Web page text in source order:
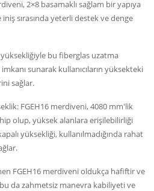
2×8 basamaklı sağlam bir yapıya
iniş sırasında yeterli destek ve denge
bu fiberglas uzatma
sunarak kullanıcıların yüksekteki
sağlar.
FGEH16 merdiveni, 4080 mm'lik
olup, yüksek alanlara erişilebilirliği
yüksekliği, kullanılmadığında rahat
FGEH16 merdiveni oldukça hafiftir ve
bu da zahmetsiz manevra kabiliyeti ve